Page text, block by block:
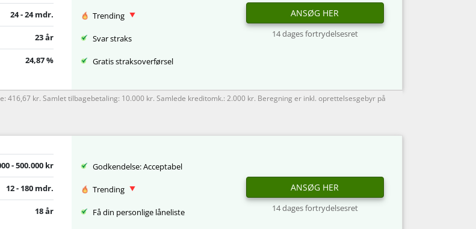
24 - 24 mdr.
23 år
24,87 %
Trending
Svar straks
Gratis straksoverførsel
ANSØG HER
14 dages fortrydelsesret
416,67 kr. Samlet tilbagebetaling: 10.000 kr. Samlede kreditomk.: 2.000 kr. Beregning er inkl. oprettelsesgebyr på
- 500.000 kr
12 - 180 mdr.
18 år
Godkendelse: Acceptabel
Trending
Få din personlige låneliste
ANSØG HER
14 dages fortrydelsesret